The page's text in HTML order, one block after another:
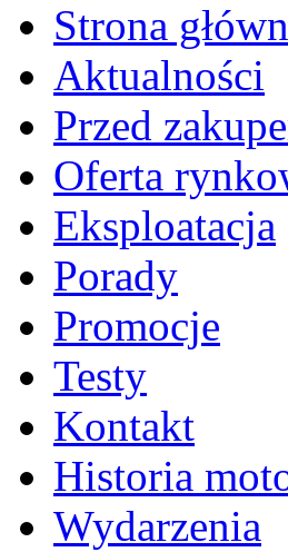
Strona
Aktualności
Przed
Oferta
Eksploatacja
Porady
Promocje
Testy
Kontakt
Historia
Wydarzenia